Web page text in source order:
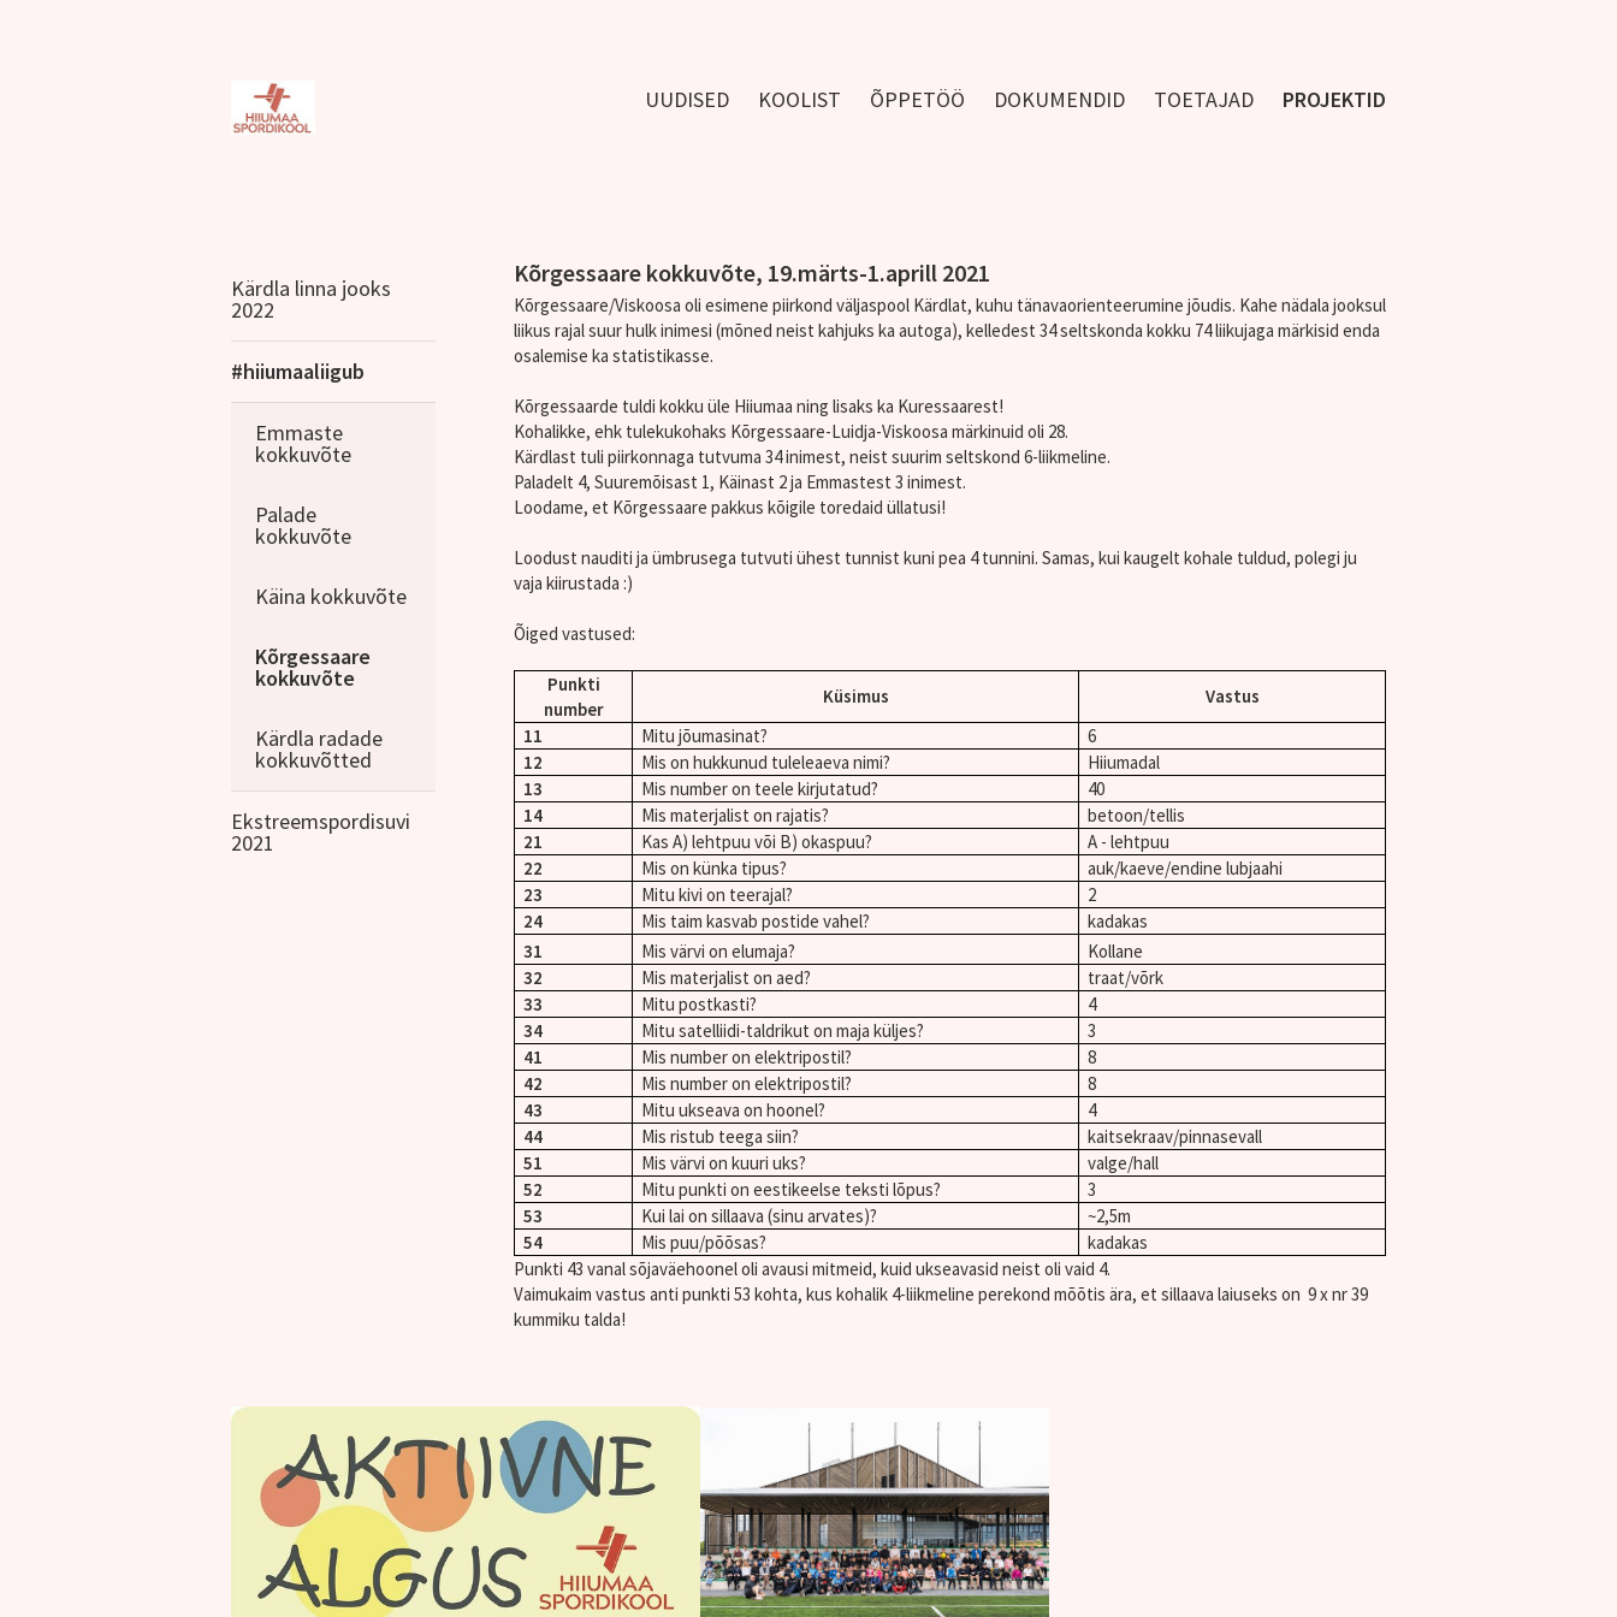
UUDISED KOOLIST ÕPPETÖÖ DOKUMENDID TOETAJAD PROJEKTID
Kärdla linna jooks
2022
#hiiumaaliigub
Emmaste
kokkuvõte
Palade
kokkuvõte
Käina kokkuvõte
Kõrgessaare
kokkuvõte
Kärdla radade
kokkuvõtted
Ekstreemspordisuvi
2021
Kõrgessaare kokkuvõte, 19.märts-1.aprill 2021
Kõrgessaare/Viskoosa oli esimene piirkond väljaspool Kärdlat, kuhu tänavaorienteerumine jõudis. Kahe nädala jooksul
liikus rajal suur hulk inimesi (mõned neist kahjuks ka autoga), kelledest 34 seltskonda kokku 74 liikujaga märkisid enda
osalemise ka statistikasse.
Kõrgessaarde tuldi kokku üle Hiiumaa ning lisaks ka Kuressaarest!
Kohalikke, ehk tulekukohaks Kõrgessaare-Luidja-Viskoosa märkinuid oli 28.
Kärdlast tuli piirkonnaga tutvuma 34 inimest, neist suurim seltskond 6-liikmeline.
Paladelt 4, Suuremõisast 1, Käinast 2 ja Emmastest 3 inimest.
Loodame, et Kõrgessaare pakkus kõigile toredaid üllatusi!
Loodust nauditi ja ümbrusega tutvuti ühest tunnist kuni pea 4 tunnini. Samas, kui kaugelt kohale tuldud, polegi ju
vaja kiirustada :)
Õiged vastused:
Punkti
number
Küsimus
Vastus
11
Mitu jõumasinat?
6
12
Mis on hukkunud tuleleaeva nimi?
Hiiumadal
13
Mis number on teele kirjutatud?
40
14
Mis materjalist on rajatis?
betoon/tellis
21
Kas A) lehtpuu või B) okaspuu?
A - lehtpuu
22
Mis on künka tipus?
auk/kaeve/endine lubjaahi
23
Mitu kivi on teerajal?
2
24
Mis taim kasvab postide vahel?
kadakas
31
Mis värvi on elumaja?
Kollane
32
Mis materjalist on aed?
traat/võrk
33
Mitu postkasti?
4
34
Mitu satelliidi-taldrikut on maja küljes?
3
41
Mis number on elektripostil?
8
42
Mis number on elektripostil?
8
43
Mitu ukseava on hoonel?
4
44
Mis ristub teega siin?
kaitsekraav/pinnasevall
51
Mis värvi on kuuri uks?
valge/hall
52
Mitu punkti on eestikeelse teksti lõpus?
3
53
Kui lai on sillaava (sinu arvates)?
~2,5m
54
Mis puu/põõsas?
kadakas
Punkti 43 vanal sõjaväehoonel oli avausi mitmeid, kuid ukseavasid neist oli vaid 4.
Vaimukaim vastus anti punkti 53 kohta, kus kohalik 4-liikmeline perekond mõõtis ära, et sillaava laiuseks on 9 x nr 39
kummiku talda!